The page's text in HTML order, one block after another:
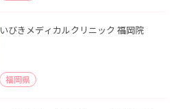
いびきメディカルクリニック 福岡院
福岡県